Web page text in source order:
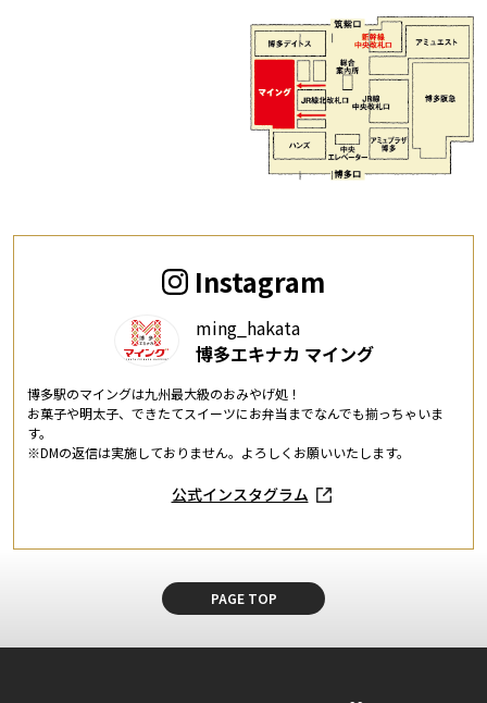
Instagram
ming_hakata
博多エキナカ マイング
博多駅のマイングは九州最大級のおみやげ処！
お菓子や明太子、できたてスイーツにお弁当までなんでも揃っちゃいま
す。
※DMの返信は実施しておりません。よろしくお願いいたします。
公式インスタグラム
PAGE TOP